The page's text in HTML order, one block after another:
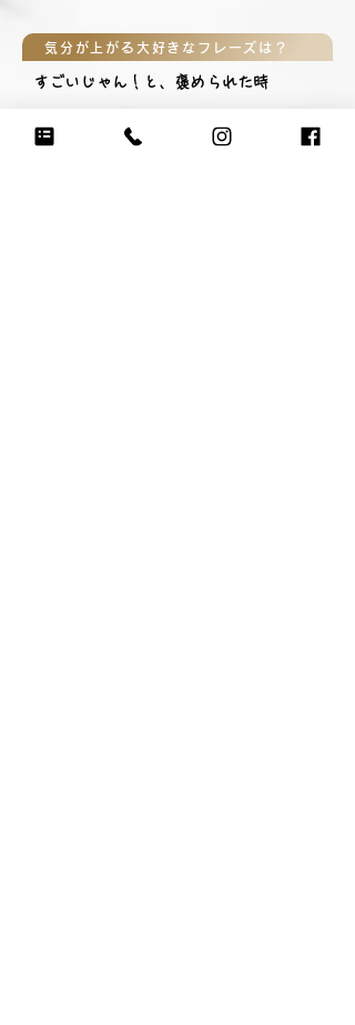
気分が上がる大好きなフレーズは？
すごいじゃん！と、褒められた時